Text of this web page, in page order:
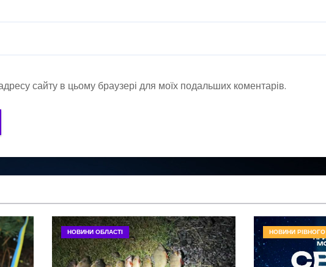
сайту в цьому браузері для моїх подальших коментарів.
НОВИНИ ОБЛАСТІ НОВИНИ РІВНОГО